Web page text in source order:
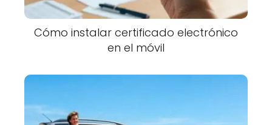
Cómo instalar certificado electrónico
en el móvil